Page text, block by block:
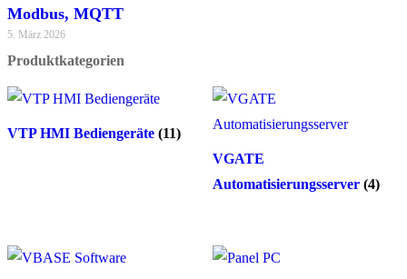
Modbus, MQTT
5. März 2026
Produktkategorien
VTP HMI Bediengeräte (11)
VGATE
Automatisierungsserver (4)